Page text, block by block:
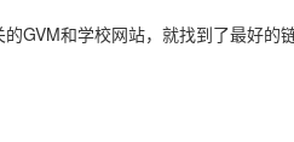
GVM和学校网站，就找到了最好的链